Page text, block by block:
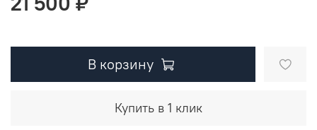
В корзину
Купить в 1 клик